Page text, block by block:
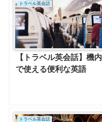
トラベル英会話
【トラベル英会話】機内
で使える便利な英語
トラベル英会話